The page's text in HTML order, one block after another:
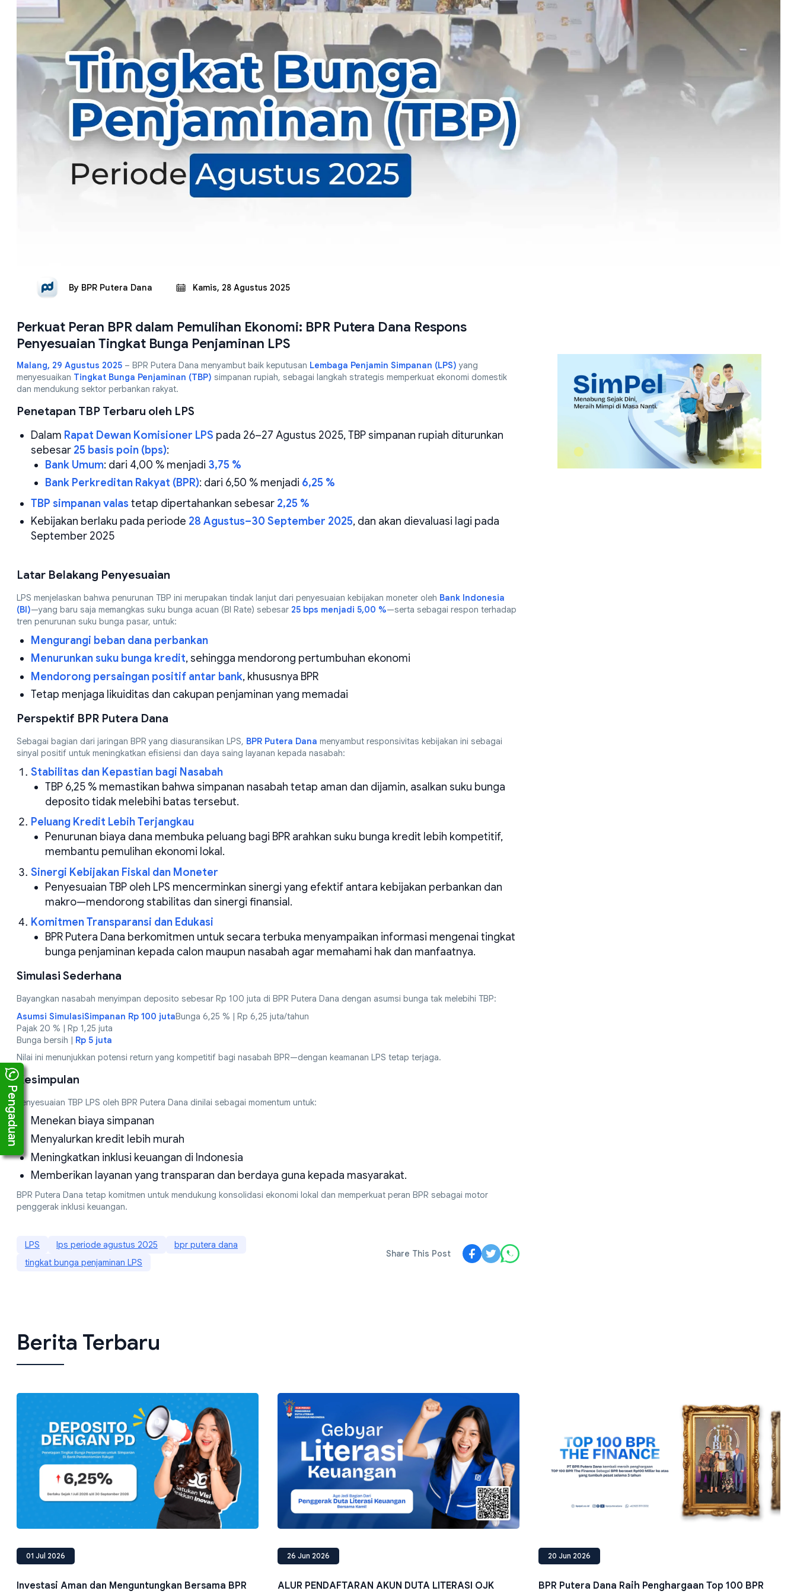
By BPR Putera Dana Kamis, 28 Agustus 2025
Perkuat Peran BPR dalam Pemulihan Ekonomi: BPR Putera Dana Respons
Penyesuaian Tingkat Bunga Penjaminan LPS
Malang, 29 Agustus 2025 – BPR Putera Dana menyambut baik keputusan Lembaga Penjamin Simpanan (LPS) yang
menyesuaikan Tingkat Bunga Penjaminan (TBP) simpanan rupiah, sebagai langkah strategis memperkuat ekonomi domestik
dan mendukung sektor perbankan rakyat.
Penetapan TBP Terbaru oleh LPS
Dalam Rapat Dewan Komisioner LPS pada 26–27 Agustus 2025, TBP simpanan rupiah diturunkan
sebesar 25 basis poin (bps):
Bank Umum: dari 4,00 % menjadi 3,75 %
Bank Perkreditan Rakyat (BPR): dari 6,50 % menjadi 6,25 %
TBP simpanan valas tetap dipertahankan sebesar 2,25 %
Kebijakan berlaku pada periode 28 Agustus–30 September 2025, dan akan dievaluasi lagi pada
September 2025
Latar Belakang Penyesuaian
LPS menjelaskan bahwa penurunan TBP ini merupakan tindak lanjut dari penyesuaian kebijakan moneter oleh Bank Indonesia
(BI)—yang baru saja memangkas suku bunga acuan (BI Rate) sebesar 25 bps menjadi 5,00 %—serta sebagai respon terhadap
tren penurunan suku bunga pasar, untuk:
Mengurangi beban dana perbankan
Menurunkan suku bunga kredit, sehingga mendorong pertumbuhan ekonomi
Mendorong persaingan positif antar bank, khususnya BPR
Tetap menjaga likuiditas dan cakupan penjaminan yang memadai
Perspektif BPR Putera Dana
Sebagai bagian dari jaringan BPR yang diasuransikan LPS, BPR Putera Dana menyambut responsivitas kebijakan ini sebagai
sinyal positif untuk meningkatkan efisiensi dan daya saing layanan kepada nasabah:
Stabilitas dan Kepastian bagi Nasabah
TBP 6,25 % memastikan bahwa simpanan nasabah tetap aman dan dijamin, asalkan suku bunga
deposito tidak melebihi batas tersebut.
Peluang Kredit Lebih Terjangkau
Penurunan biaya dana membuka peluang bagi BPR arahkan suku bunga kredit lebih kompetitif,
membantu pemulihan ekonomi lokal.
Sinergi Kebijakan Fiskal dan Moneter
Penyesuaian TBP oleh LPS mencerminkan sinergi yang efektif antara kebijakan perbankan dan
makro—mendorong stabilitas dan sinergi finansial.
Komitmen Transparansi dan Edukasi
BPR Putera Dana berkomitmen untuk secara terbuka menyampaikan informasi mengenai tingkat
bunga penjaminan kepada calon maupun nasabah agar memahami hak dan manfaatnya.
Simulasi Sederhana
Bayangkan nasabah menyimpan deposito sebesar Rp 100 juta di BPR Putera Dana dengan asumsi bunga tak melebihi TBP:
Asumsi SimulasiSimpanan Rp 100 jutaBunga 6,25 % | Rp 6,25 juta/tahun
Pajak 20 % | Rp 1,25 juta
Bunga bersih | Rp 5 juta
Nilai ini menunjukkan potensi return yang kompetitif bagi nasabah BPR—dengan keamanan LPS tetap terjaga.
Kesimpulan
Penyesuaian TBP LPS oleh BPR Putera Dana dinilai sebagai momentum untuk:
Menekan biaya simpanan
Menyalurkan kredit lebih murah
Meningkatkan inklusi keuangan di Indonesia
Memberikan layanan yang transparan dan berdaya guna kepada masyarakat.
BPR Putera Dana tetap komitmen untuk mendukung konsolidasi ekonomi lokal dan memperkuat peran BPR sebagai motor
penggerak inklusi keuangan.
LPS lps periode agustus 2025
bpr putera dana
tingkat bunga penjaminan LPS
Share This Post
Berita Terbaru
01 Jul 2026
Investasi Aman dan Menguntungkan Bersama BPR
26 Jun 2026
ALUR PENDAFTARAN AKUN DUTA LITERASI OJK
20 Jun 2026
BPR Putera Dana Raih Penghargaan Top 100 BPR
Pengaduan